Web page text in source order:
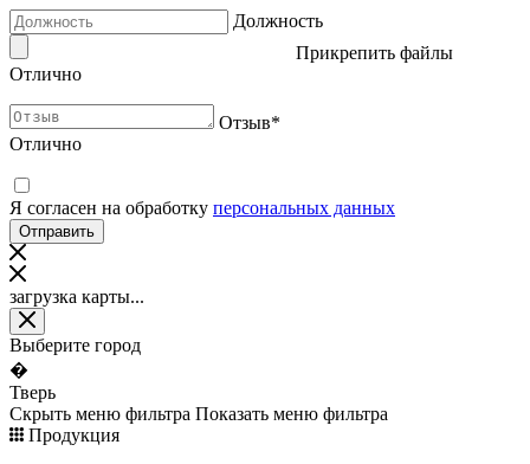
Должность
Прикрепить файлы
Отлично
Отзыв*
Отлично
Я согласен на обработку персональных данных
загрузка карты...
Выберите город
�
Тверь
Скрыть меню фильтра Показать меню фильтра
Продукция